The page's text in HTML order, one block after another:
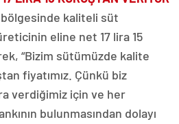
kaliteli süt
eline net 17 lira 15
“Bizim sütümüzde kalite
fiyatımız. Çünkü biz
verdiğimiz için ve her
bulunmasından dolayı